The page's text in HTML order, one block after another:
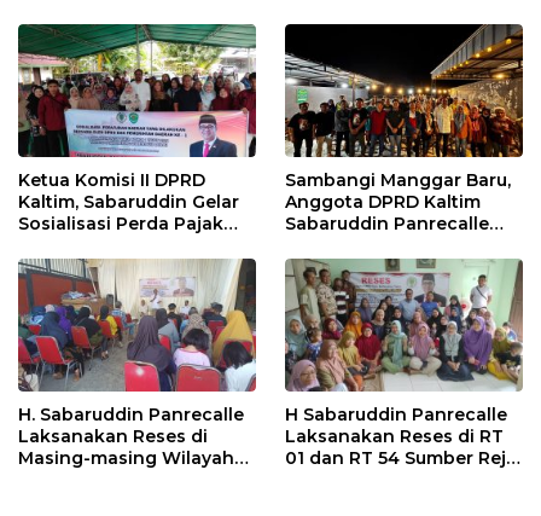
Ketua Komisi II DPRD
Kaltim, Sabaruddin Gelar
Sosialisasi Perda Pajak
Sepinggan Raya
Balikpapan
Sambangi Manggar Baru,
Anggota DPRD Kaltim
Sabaruddin Panrecalle
Balikpapan
H. Sabaruddin Panrecalle
Laksanakan Reses di
Masing-masing Wilayah
H Sabaruddin Panrecalle
Laksanakan Reses di RT
01 dan RT 54 Sumber Rejo